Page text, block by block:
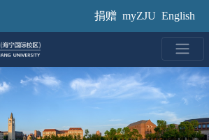
要
捐赠 myZJU English